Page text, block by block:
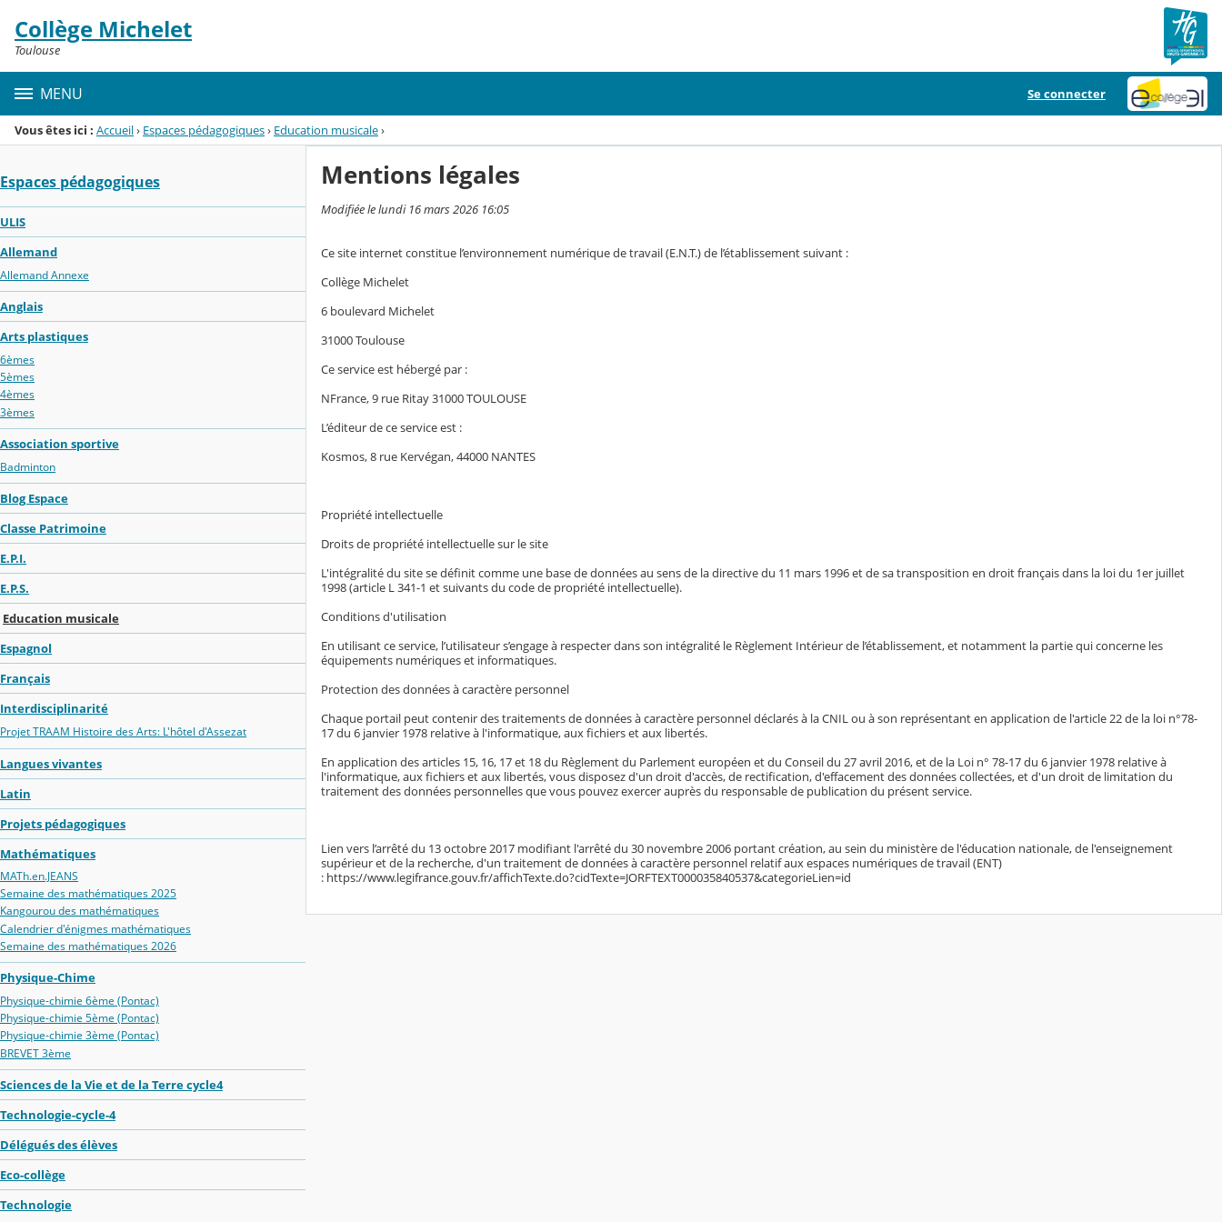
Menu de la rubrique
Contenu
Collège Michelet
Toulouse
MENU Se connecter
Vous êtes ici : Accueil› Espaces pédagogiques› Education musicale›
Espaces pédagogiques
ULIS
Allemand
Allemand Annexe
Anglais
Arts plastiques
6èmes
5èmes
4èmes
3èmes
Association sportive
Badminton
Blog Espace
Classe Patrimoine
E.P.I.
E.P.S.
Education musicale
Espagnol
Français
Interdisciplinarité
Projet TRAAM Histoire des Arts: L'hôtel d'Assezat
Langues vivantes
Latin
Projets pédagogiques
Mathématiques
MATh.en.JEANS
Semaine des mathématiques 2025
Kangourou des mathématiques
Calendrier d'énigmes mathématiques
Semaine des mathématiques 2026
Physique-Chime
Physique-chimie 6ème (Pontac)
Physique-chimie 5ème (Pontac)
Physique-chimie 3ème (Pontac)
BREVET 3ème
Sciences de la Vie et de la Terre cycle4
Technologie-cycle-4
Délégués des élèves
Eco-collège
Technologie
Mentions légales
Modifiée le lundi 16 mars 2026 16:05
Ce site internet constitue l’environnement numérique de travail (E.N.T.) de l’établissement suivant :
Collège Michelet
6 boulevard Michelet
31000 Toulouse
Ce service est hébergé par :
NFrance, 9 rue Ritay 31000 TOULOUSE
L’éditeur de ce service est :
Kosmos, 8 rue Kervégan, 44000 NANTES
Propriété intellectuelle
Droits de propriété intellectuelle sur le site
L'intégralité du site se définit comme une base de données au sens de la directive du 11 mars 1996 et de sa transposition en droit français dans la loi du 1er juillet
1998 (article L 341-1 et suivants du code de propriété intellectuelle).
Conditions d'utilisation
En utilisant ce service, l’utilisateur s’engage à respecter dans son intégralité le Règlement Intérieur de l’établissement, et notamment la partie qui concerne les
équipements numériques et informatiques.
Protection des données à caractère personnel
Chaque portail peut contenir des traitements de données à caractère personnel déclarés à la CNIL ou à son représentant en application de l'article 22 de la loi n°78-
17 du 6 janvier 1978 relative à l'informatique, aux fichiers et aux libertés.
En application des articles 15, 16, 17 et 18 du Règlement du Parlement européen et du Conseil du 27 avril 2016, et de la Loi n° 78-17 du 6 janvier 1978 relative à
l'informatique, aux fichiers et aux libertés, vous disposez d'un droit d'accès, de rectification, d'effacement des données collectées, et d'un droit de limitation du
traitement des données personnelles que vous pouvez exercer auprès du responsable de publication du présent service.
Lien vers l’arrêté du 13 octobre 2017 modifiant l'arrêté du 30 novembre 2006 portant création, au sein du ministère de l'éducation nationale, de l'enseignement
supérieur et de la recherche, d'un traitement de données à caractère personnel relatif aux espaces numériques de travail (ENT)
: https://www.legifrance.gouv.fr/affichTexte.do?cidTexte=JORFTEXT000035840537&categorieLien=id